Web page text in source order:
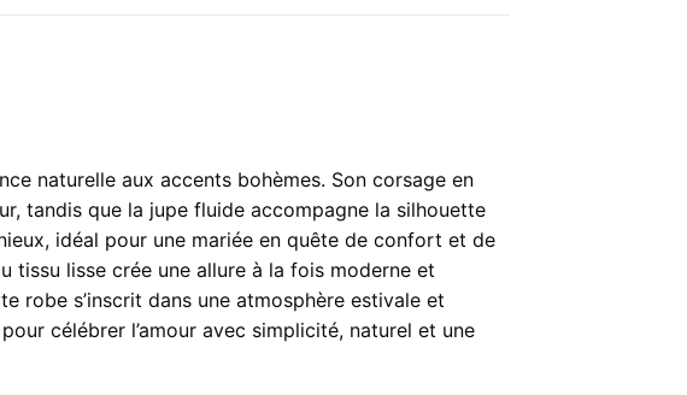
naturelle aux accents bohèmes. Son corsage en
tandis que la jupe fluide accompagne la silhouette
idéal pour une mariée en quête de confort et de
tissu lisse crée une allure à la fois moderne et
robe s’inscrit dans une atmosphère estivale et
célébrer l’amour avec simplicité, naturel et une